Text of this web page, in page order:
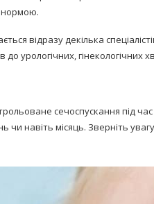
нормою.
відразу декілька
урологічних, гінекологічних
сечоспускання під
чи навіть місяць. Зверніть